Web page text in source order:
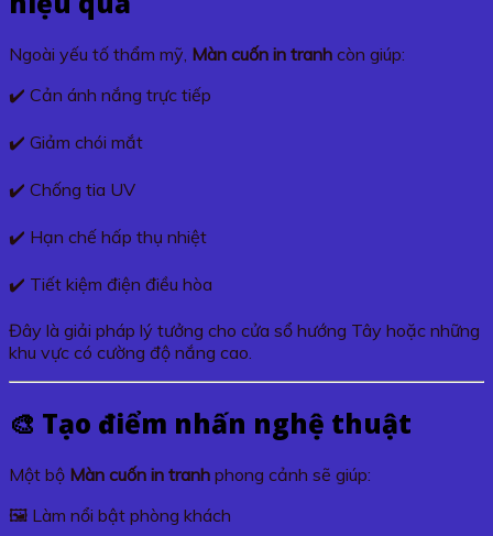
Ngoài yếu tố thẩm mỹ, Màn cuốn in tranh còn giúp:
✔️ Cản ánh nắng trực tiếp
✔️ Giảm chói mắt
✔️ Chống tia UV
✔️ Hạn chế hấp thụ nhiệt
✔️ Tiết kiệm điện điều hòa
Đây là giải pháp lý tưởng cho cửa sổ hướng Tây hoặc những
khu vực có cường độ nắng cao.
🎨 Tạo điểm nhấn nghệ thuật
Một bộ Màn cuốn in tranh phong cảnh sẽ giúp:
🖼️ Làm nổi bật phòng khách